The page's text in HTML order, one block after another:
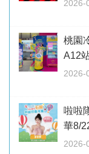
2026-
桃園
A12
2026-
啦啦
華8/
2026-